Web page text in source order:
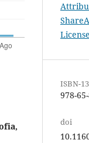
License
ISBN-
978-
doi